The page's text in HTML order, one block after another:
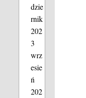
dzie
rnik
202
3
wrz
esie
ń
202